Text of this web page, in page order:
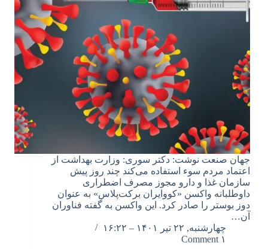
جهان صنعت نوشت: دکتر سوری: وزارت بهداشت از
اعتماد مردم سوء استفاده می‌کند چند روز پیش
سازمان غذا و دارو مجوز مصرف اضطراری
داوطلبانه واکسن «کووایران برکت‌پلاس» به عنوان
دوز بوستر را صادر کرد. این واکسن به گفته فناوران
آن…
چهارشنبه, ۲۲ تیر ۱۴۰۱ – ۱۶:۲۲
۱ Comment